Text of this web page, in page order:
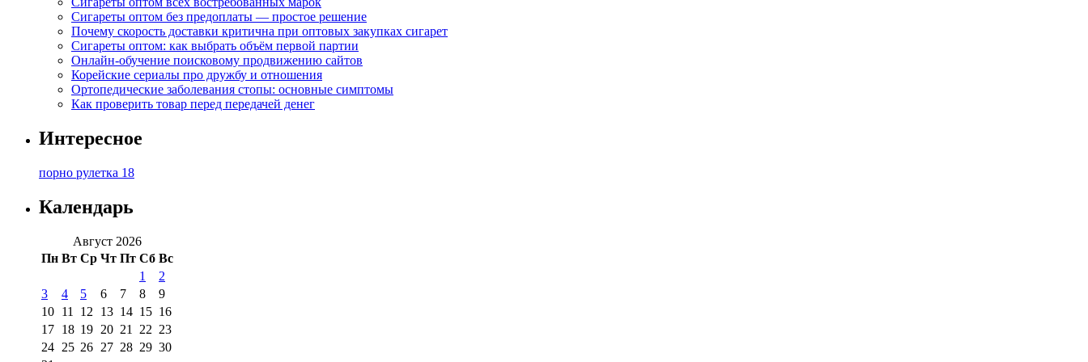
Сигареты оптом без предоплаты — простое решение
Почему скорость доставки критична при оптовых закупках сигарет
Сигареты оптом: как выбрать объём первой партии
Онлайн-обучение поисковому продвижению сайтов
Корейские сериалы про дружбу и отношения
Ортопедические заболевания стопы: основные симптомы
Как проверить товар перед передачей денег
Интересное
порно рулетка 18
Календарь
Август 2026
Пн Вт Ср Чт Пт Сб Вс
1
2
3
4 5 6 7 8
9
10 11 12 13 14 15 16
17 18 19 20 21 22 23
24 25 26 27 28 29 30